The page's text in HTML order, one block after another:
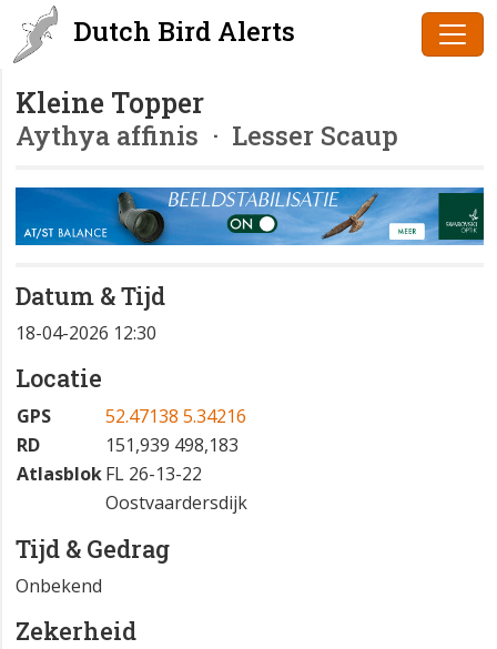
Dutch Bird Alerts
Kleine Topper
Aythya affinis · Lesser Scaup
Datum & Tijd
18-04-2026 12:30
Locatie
GPS
52.47138 5.34216
RD
151,939 498,183
AtlasblokFL 26-13-22
Oostvaardersdijk
Tijd & Gedrag
Onbekend
Zekerheid